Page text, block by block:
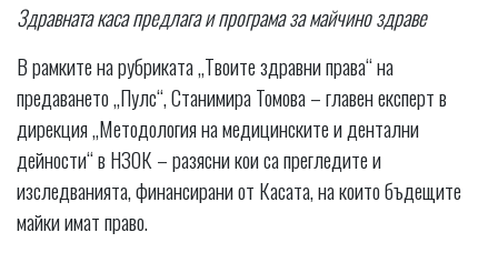
Здравната каса предлага и програма за майчино здраве
В рамките на рубриката „Твоите здравни права“ на
предаването „Пулс“, Станимира Томова – главен експерт в
дирекция „Методология на медицинските и дентални
дейности“ в НЗОК – разясни кои са прегледите и
изследванията, финансирани от Касата, на които бъдещите
майки имат право.